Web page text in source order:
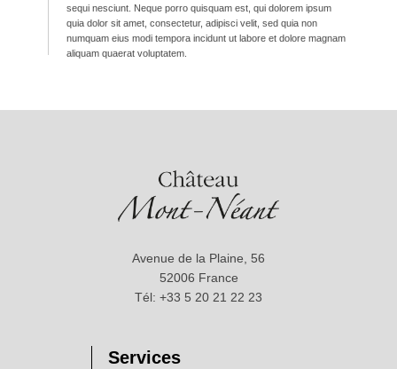
sequi nesciunt. Neque porro quisquam est, qui dolorem ipsum
quia dolor sit amet, consectetur, adipisci velit, sed quia non
numquam eius modi tempora incidunt ut labore et dolore magnam
aliquam quaerat voluptatem.
Avenue de la Plaine, 56
52006 France
Tél: +33 5 20 21 22 23
Services